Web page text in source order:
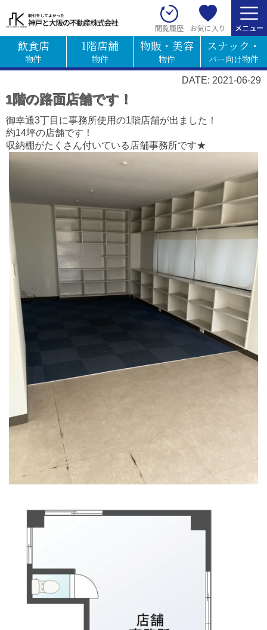
閲覧履歴 お気に入り
飲食店
物件
1階店舗
物件
物販・美容
物件
スナック・
バー向け物件
DATE: 2021-06-29
1階の路面店舗です！
御幸通3丁目に事務所使用の1階店舗が出ました！
約14坪の店舗です！
収納棚がたくさん付いている店舗事務所です★